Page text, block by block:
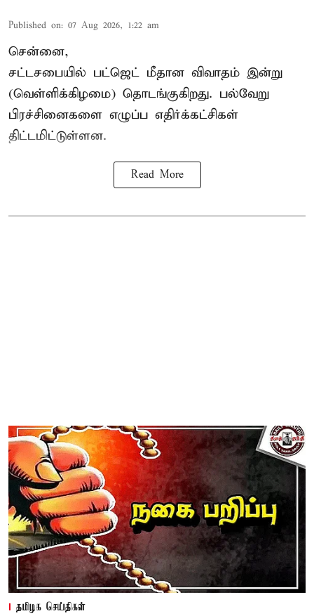
Published on: 07 Aug 2026, 1:22 am
சென்னை,
சட்டசபையில் பட்ஜெட் மீதான விவாதம் இன்று
(வெள்ளிக்கிழமை) தொடங்குகிறது. பல்வேறு
பிரச்சினைகளை எழுப்ப எதிர்க்கட்சிகள்
திட்டமிட்டுள்ளன.
Read More
தமிழக செய்திகள்